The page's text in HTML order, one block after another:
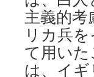
主義的
リカ兵
て用い
は、イ